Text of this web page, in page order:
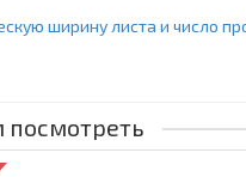
ширину листа и число